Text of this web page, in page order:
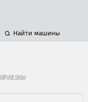
Найти машины